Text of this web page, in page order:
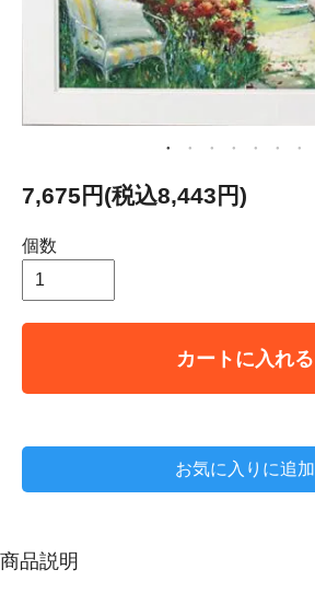
7,675円(税込8,443円)
個数
カートに入れる
お気に入りに追加
商品説明